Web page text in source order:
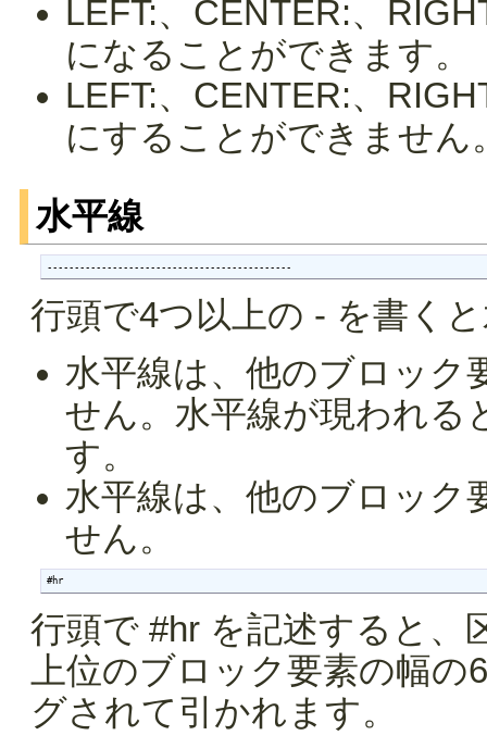
LEFT:、CENTER:、
になることができます。
LEFT:、CENTER:、
にすることができません
水平線
---------------------------------------------
行頭で4つ以上の - を書く
水平線は、他のブロック
せん。水平線が現われる
す。
水平線は、他のブロック
せん。
#hr
行頭で #hr を記述すると、
上位のブロック要素の幅
グされて引かれます。